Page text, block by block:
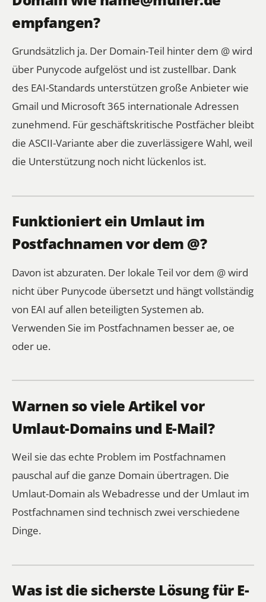
empfangen?
Grundsätzlich ja. Der Domain-Teil hinter dem @ wird
über Punycode aufgelöst und ist zustellbar. Dank
des EAI-Standards unterstützen große Anbieter wie
Gmail und Microsoft 365 internationale Adressen
zunehmend. Für geschäftskritische Postfächer bleibt
die ASCII-Variante aber die zuverlässigere Wahl, weil
die Unterstützung noch nicht lückenlos ist.
Funktioniert ein Umlaut im
Postfachnamen vor dem @?
Davon ist abzuraten. Der lokale Teil vor dem @ wird
nicht über Punycode übersetzt und hängt vollständig
von EAI auf allen beteiligten Systemen ab.
Verwenden Sie im Postfachnamen besser ae, oe
oder ue.
Warnen so viele Artikel vor
Umlaut-Domains und E-Mail?
Weil sie das echte Problem im Postfachnamen
pauschal auf die ganze Domain übertragen. Die
Umlaut-Domain als Webadresse und der Umlaut im
Postfachnamen sind technisch zwei verschiedene
Dinge.
Was ist die sicherste Lösung für E-